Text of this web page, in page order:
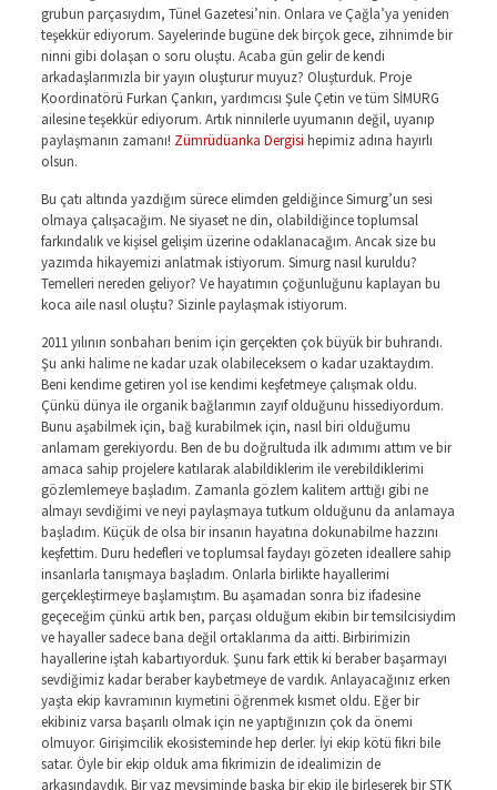
grubun parçasıydım, Tünel Gazetesi’nin. Onlara ve Çağla’ya yeniden
teşekkür ediyorum. Sayelerinde bugüne dek birçok gece, zihnimde bir
ninni gibi dolaşan o soru oluştu. Acaba gün gelir de kendi
arkadaşlarımızla bir yayın oluşturur muyuz? Oluşturduk. Proje
Koordinatörü Furkan Çankırı, yardımcısı Şule Çetin ve tüm SİMURG
ailesine teşekkür ediyorum. Artık ninnilerle uyumanın değil, uyanıp
paylaşmanın zamanı! Zümrüdüanka Dergisi hepimiz adına hayırlı
olsun.
Bu çatı altında yazdığım sürece elimden geldiğince Simurg’un sesi
olmaya çalışacağım. Ne siyaset ne din, olabildiğince toplumsal
farkındalık ve kişisel gelişim üzerine odaklanacağım. Ancak size bu
yazımda hikayemizi anlatmak istiyorum. Simurg nasıl kuruldu?
Temelleri nereden geliyor? Ve hayatımın çoğunluğunu kaplayan bu
koca aile nasıl oluştu? Sizinle paylaşmak istiyorum.
2011 yılının sonbaharı benim için gerçekten çok büyük bir buhrandı.
Şu anki halime ne kadar uzak olabileceksem o kadar uzaktaydım.
Beni kendime getiren yol ise kendimi keşfetmeye çalışmak oldu.
Çünkü dünya ile organik bağlarımın zayıf olduğunu hissediyordum.
Bunu aşabilmek için, bağ kurabilmek için, nasıl biri olduğumu
anlamam gerekiyordu. Ben de bu doğrultuda ilk adımımı attım ve bir
amaca sahip projelere katılarak alabildiklerim ile verebildiklerimi
gözlemlemeye başladım. Zamanla gözlem kalitem arttığı gibi ne
almayı sevdiğimi ve neyi paylaşmaya tutkum olduğunu da anlamaya
başladım. Küçük de olsa bir insanın hayatına dokunabilme hazzını
keşfettim. Duru hedefleri ve toplumsal faydayı gözeten ideallere sahip
insanlarla tanışmaya başladım. Onlarla birlikte hayallerimi
gerçekleştirmeye başlamıştım. Bu aşamadan sonra biz ifadesine
geçeceğim çünkü artık ben, parçası olduğum ekibin bir temsilcisiydim
ve hayaller sadece bana değil ortaklarıma da aitti. Birbirimizin
hayallerine iştah kabartıyorduk. Şunu fark ettik ki beraber başarmayı
sevdiğimiz kadar beraber kaybetmeye de vardık. Anlayacağınız erken
yaşta ekip kavramının kıymetini öğrenmek kısmet oldu. Eğer bir
ekibiniz varsa başarılı olmak için ne yaptığınızın çok da önemi
olmuyor. Girişimcilik ekosisteminde hep derler. İyi ekip kötü fikri bile
satar. Öyle bir ekip olduk ama fikrimizin de idealimizin de
arkasındaydık. Bir yaz mevsiminde başka bir ekip ile birleşerek bir STK